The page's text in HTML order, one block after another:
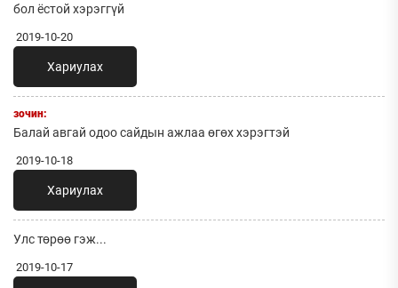
бол ёстой хэрэггүй
2019-10-20
Хариулах
зочин:
Балай авгай одоо сайдын ажлаа өгөх хэрэгтэй
2019-10-18
Хариулах
Улс төрөө гэж...
2019-10-17